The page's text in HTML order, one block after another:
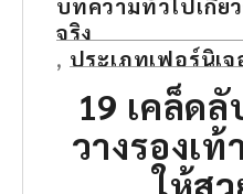
บทความทั่วไปเกี่ย
จริง
, ประเภทเฟอร์นิเจ
19 เคล็ด
วางรองเ
ให้ส